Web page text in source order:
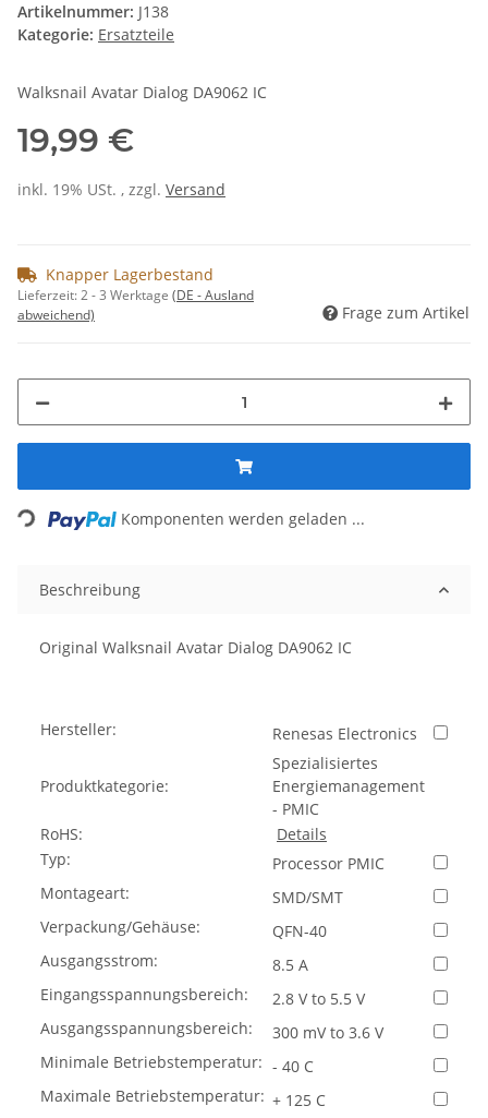
Artikelnummer: J138
Kategorie: Ersatzteile
Walksnail Avatar Dialog DA9062 IC
19,99 €
inkl. 19% USt. , zzgl. Versand
Knapper Lagerbestand
Lieferzeit:2 - 3 Werktage (DE - Ausland
abweichend)
Frage zum Artikel
Loading... Komponenten werden geladen ...
Beschreibung
Original Walksnail Avatar Dialog DA9062 IC
Hersteller: Renesas Electronics
Produktkategorie:
Spezialisiertes
Energiemanagement
- PMIC
RoHS:
Details
Typ:
Processor PMIC
Montageart:
SMD/SMT
Verpackung/Gehäuse:
QFN-40
Ausgangsstrom:
8.5 A
Eingangsspannungsbereich:
2.8 V to 5.5 V
Ausgangsspannungsbereich:
300 mV to 3.6 V
Minimale Betriebstemperatur: - 40 C
Maximale Betriebstemperatur: + 125 C